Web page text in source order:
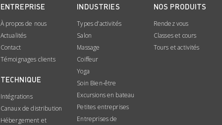
ENTREPRISE
À propos de nous
Actualités
Contact
Témoignages clients
TECHNIQUE
Intégrations
Canaux de distribution
Hébergement et
INDUSTRIES
Types d’activités
Salon
Massage
Coiffeur
Yoga
Soin Bien-être
Excursions en bateau
Petites entreprises
Entreprises de
NOS PRODUITS
Rendez vous
Classes et cours
Tours et activités